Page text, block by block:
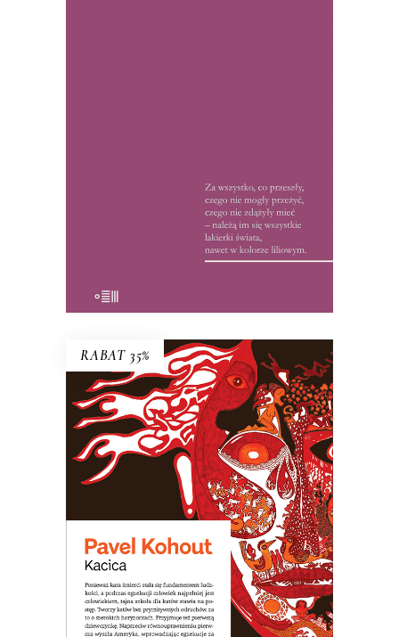
15.50zł
RABAT 35%
KACICA
Opowieść o dziewczynce, która nie
zdała do liceum teatralnego, więc
poszła do szkoły dla katów. Arcydzieło
czarnego humoru!
48.00zł 31.20 zł
KSIĄŻKA DO KOSZYKA